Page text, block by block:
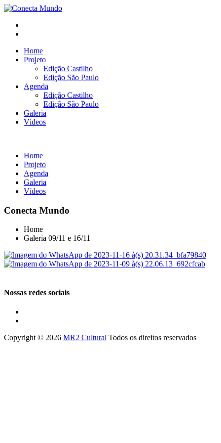
Home
Projeto
Edição Castilho
Edição São Paulo
Agenda
Edição Castilho
Edição São Paulo
Galeria
Vídeos
Home
Projeto
Agenda
Galeria
Vídeos
Conecta Mundo
Home
Galeria 09/11 e 16/11
Nossas redes sociais
Copyright © 2026 MR2 Cultural Todos os direitos reservados